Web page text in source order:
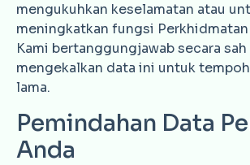
mengukuhkan keselamatan atau
meningkatkan fungsi Perkhidmatan
Kami bertanggungjawab secara
mengekalkan data ini untuk
lama.
Pemindahan Data
Anda